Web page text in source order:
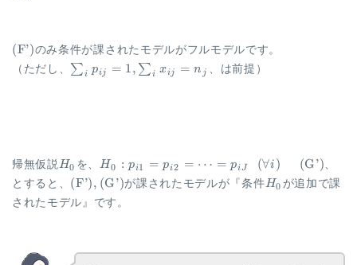
\mathrm{(F’)}
(F’)のみ条件が課されたモデルがフルモデルです。
（ただし、 \sum_{i}
∑i pij = 1, ∑i xij = n j 、は前提）
帰無仮説 H_0
H0 を、H_0: p_{i1} =
p_{i2} =
\cdots =
p_{iJ} ~~
\mathrm{(G’)}
H0 : pi1 = pi2 = ⋯ = piJ (∀i) (G’)、
とすると、 \mathrm{(F’),
(G’)}
(F’), (G’)が課されたモデルが『条件 H_0
H0 が追加で課
されたモデル』です。